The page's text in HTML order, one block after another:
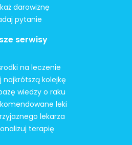
darowiznę
pytanie
serwisy
na leczenie
najkrótszą kolejkę
wiedzy o raku
leki
lekarza
terapię